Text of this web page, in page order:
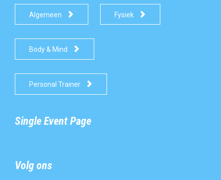
Algemeen  Fysiek 
Body & Mind 
Personal Trainer 
Single Event Page
Volg ons